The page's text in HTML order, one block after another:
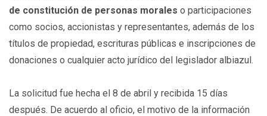
de constitución de personas morales o participaciones
como socios, accionistas y representantes, además de los
títulos de propiedad, escrituras públicas e inscripciones de
donaciones o cualquier acto jurídico del legislador albiazul.
La solicitud fue hecha el 8 de abril y recibida 15 días
después. De acuerdo al oficio, el motivo de la información